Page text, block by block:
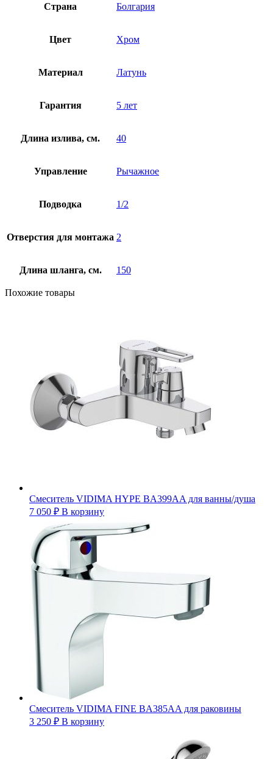
Страна Болгария
Цвет Хром
Материал Латунь
Гарантия 5 лет
Длина излива, см. 40
Управление Рычажное
Подводка 1/2
Отверстия для монтажа 2
Длина шланга, см. 150
Похожие товары
Смеситель VIDIMA HYPE BA399AA для ванны/душа
7 050 ₽ В корзину
Смеситель VIDIMA FINE BA385AA для раковины
3 250 ₽ В корзину